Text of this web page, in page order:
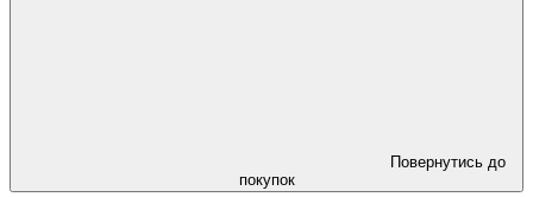
Повернутись до
покупок